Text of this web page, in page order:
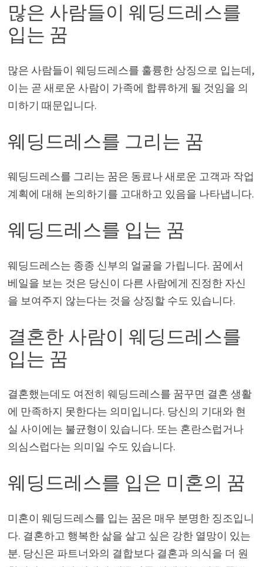
많은 사람들이 웨딩드레스를
입는 꿈
많은 사람들이 웨딩드레스를 훌륭한 상징으로 입는데,
이는 곧 새로운 사람이 가족에 합류하게 될 것임을 의
미하기 때문입니다.
웨딩드레스를 그리는 꿈
웨딩드레스를 그리는 꿈은 동료나 새로운 고객과 작업
계획에 대해 논의하기를 고대하고 있음을 나타냅니다.
웨딩드레스를 입는 꿈
웨딩드레스는 종종 신부의 얼굴을 가립니다. 꿈에서
베일을 보는 것은 당신이 다른 사람에게 진정한 자신
을 보여주지 않는다는 것을 상징할 수도 있습니다.
결혼한 사람이 웨딩드레스를
입는 꿈
결혼했는데도 여전히 웨딩드레스를 꿈꾸면 결혼 생활
에 만족하지 못한다는 의미입니다. 당신의 기대와 현
실 사이에는 불균형이 있습니다. 또는 혼란스럽거나
의심스럽다는 의미일 수도 있습니다.
웨딩드레스를 입은 미혼의 꿈
미혼이 웨딩드레스를 입는 꿈은 매우 분명한 징조입니
다. 결혼하고 행복한 삶을 살고 싶은 강한 열망이 있는
분. 당신은 파트너와의 결합보다 결혼과 의식을 더 원